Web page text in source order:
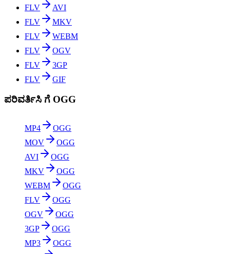
FLV
AVI
FLV
MKV
FLV
WEBM
FLV
OGV
FLV
3GP
FLV
GIF
ಪರಿವರ್ತಿಸಿ ಗೆ OGG
MP4
OGG
MOV
OGG
AVI
OGG
MKV
OGG
WEBM
OGG
FLV
OGG
OGV
OGG
3GP
OGG
MP3
OGG